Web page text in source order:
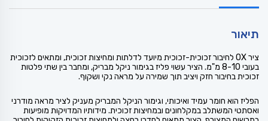
תיאור
ציר OX לחיבור זכוכית-זכוכית מיועד לדלתות ומחיצות זכוכית, ומתאים לזכוכית
בעובי 8-10 מ"מ. הציר עשוי פליז בגימור ניקל מבריק, ומחבר בין שתי פלטות
זכוכית בחיבור חזק ויציב תוך שמירה על מראה נקי ושקוף.
הפליז הוא חומר עמיד ואיכותי, וגימור הניקל המבריק מעניק לציר מראה מודרני
ואסתטי המשתלב במקלחונים ובמחיצות זכוכית. מידותיו המדויקות מופיעות